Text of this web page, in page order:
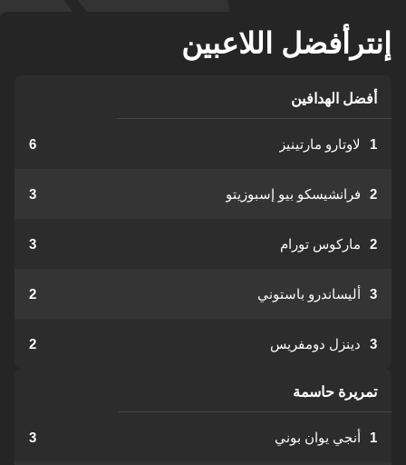
إنترأفضل اللاعبين
أفضل الهدافين
1 لاوتارو مارتينيز 6
2 فرانشيسكو بيو إسبوزيتو 3
2 ماركوس تورام 3
3 أليساندرو باستوني 2
3 دينزل دومفريس 2
تمريرة حاسمة
1 أنجي يوان بوني 3